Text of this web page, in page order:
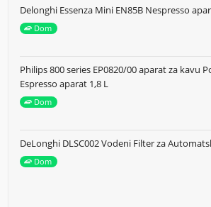
Delonghi Essenza Mini EN85B Nespresso
Dom
Philips 800 series EP0820/00 aparat za kavu
Espresso aparat 1,8 L
Dom
DeLonghi DLSC002 Vodeni Filter za
Dom